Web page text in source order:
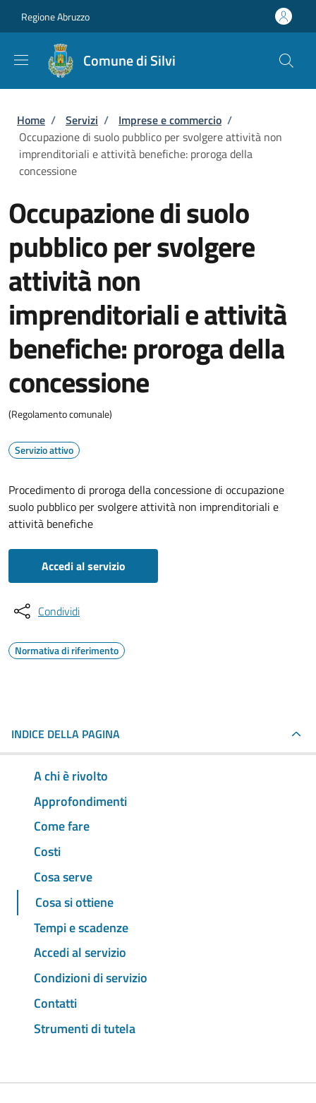
Regione Abruzzo
Comune di Silvi
Briciole di pane
Home / Servizi / Imprese e commercio /
Occupazione di suolo pubblico per svolgere attività non
imprenditoriali e attività benefiche: proroga della
concessione
Occupazione di suolo
pubblico per svolgere
attività non
imprenditoriali e attività
benefiche: proroga della
concessione
(Regolamento comunale)
Servizio attivo
Procedimento di proroga della concessione di occupazione
suolo pubblico per svolgere attività non imprenditoriali e
attività benefiche
Accedi al servizio
Condividi
Normativa di riferimento
INDICE DELLA PAGINA
A chi è rivolto
Approfondimenti
Come fare
Costi
Cosa serve
Cosa si ottiene
Tempi e scadenze
Accedi al servizio
Condizioni di servizio
Contatti
Strumenti di tutela